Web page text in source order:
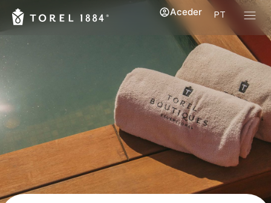
PT
Aceder